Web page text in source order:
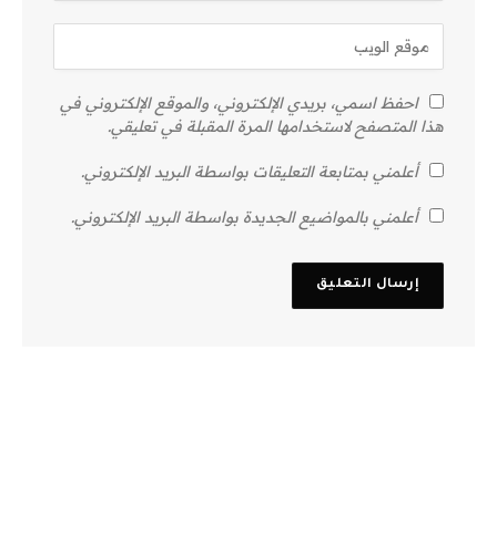
احفظ اسمي، بريدي الإلكتروني، والموقع الإلكتروني في
هذا المتصفح لاستخدامها المرة المقبلة في تعليقي.
أعلمني بمتابعة التعليقات بواسطة البريد الإلكتروني.
أعلمني بالمواضيع الجديدة بواسطة البريد الإلكتروني.